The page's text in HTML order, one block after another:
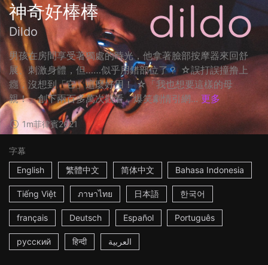
神奇好棒棒
Dildo
男孩在房間享受著獨處的時光，他拿著臉部按摩器來回舒
展、刺激身體，但……似乎用錯部位了？ ☆誤打誤撞撸上
癮，沒想到「它」這麼好用！ ☆「我也想要這樣的母
親！」創下兩百多萬次觀看，爆笑劇情引網... 更多
1m菲律賓2021
字幕
English
繁體中文 简体中文 Bahasa Indonesia
Tiếng Việt ภาษาไทย 日本語 한국어
français Deutsch Español Português
русский हिन्दी العربية